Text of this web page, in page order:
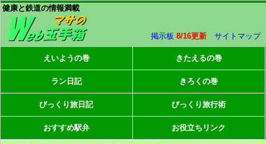
健康と鉄道の情報満載
掲示板 8/16更新 サイトマップ
えいようの巻 きたえるの巻
ラン日記 きろくの巻
びっくり旅日記 びっくり旅行術
おすすめ駅弁 お役立ちリンク